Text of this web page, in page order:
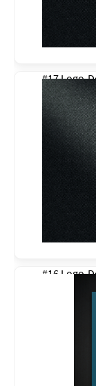
#17 Logo-
#16 Logo-